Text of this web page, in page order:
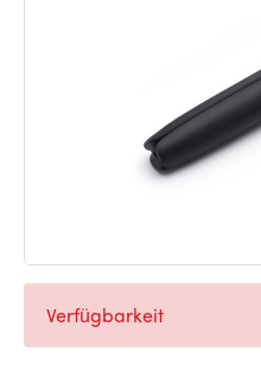
Verfügbarkeit